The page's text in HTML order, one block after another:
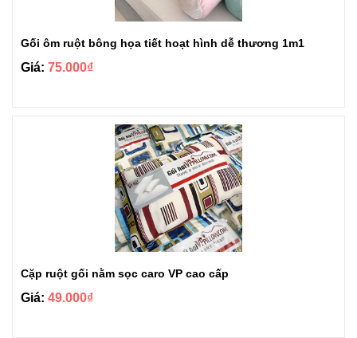
Gối ôm ruột bông họa tiết hoạt hình dễ thương 1m1
Giá: 75.000₫
Cặp ruột gối nằm sọc caro VP cao cấp
Giá: 49.000₫